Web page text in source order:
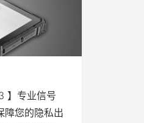
】专业信号
障您的隐私出